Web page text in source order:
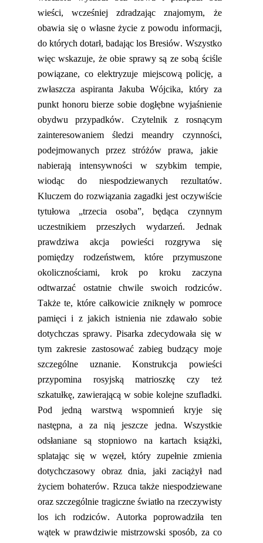
wieści, wcześniej zdradzając znajomym, że
obawia się o własne życie z powodu informacji,
do których dotarł, badając losBresiów. Wszystko
więc wskazuje, że obie sprawy są ze sobą ściśle
powiązane, co elektryzuje miejscową policję, a
zwłaszcza aspiranta Jakuba Wójcika, który za
punkt honoru bierze sobie dogłębne wyjaśnienie
obydwu przypadków. Czytelnik z rosnącym
zainteresowaniem śledzi meandry czynności,
podejmowanych przez stróżów prawa, jakie
nabierają intensywności w szybkim tempie,
wiodąc do niespodziewanych rezultatów.
Kluczem do rozwiązania zagadki jest oczywiście
tytułowa „trzecia osoba”, będąca czynnym
uczestnikiem przeszłych wydarzeń. Jednak
prawdziwa akcja powieści rozgrywa się
pomiędzy rodzeństwem, które przymuszone
okolicznościami, krok po kroku zaczyna
odtwarzać ostatnie chwile swoich rodziców.
Także te, które całkowicie zniknęły w pomroce
pamięci i zjakich istnienia nie zdawało sobie
dotychczas sprawy. Pisarka zdecydowała się w
tym zakresie zastosować zabieg budzący moje
szczególne uznanie. Konstrukcja powieści
przypomina rosyjską matrioszkę czy też
szkatułkę, zawierającąw sobie kolejne szufladki.
Pod jedną warstwą wspomnień kryje się
następna, a za niąjeszcze jedna. Wszystkie
odsłaniane są stopniowo na kartach książki,
splatając się w węzeł, który zupełnie zmienia
dotychczasowy obraz dnia, jakizaciążył nad
życiem bohaterów. Rzuca także niespodziewane
oraz szczególnie tragiczne światło na rzeczywisty
los ich rodziców. Autorka poprowadziła ten
wątek w prawdziwie mistrzowski sposób, za co